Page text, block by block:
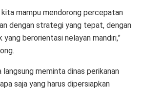
kita mampu mendorong percepatan
dengan strategi yang tepat, dengan
berorientasi nelayan mandiri,”
langsung meminta dinas perikanan
saja yang harus dipersiapkan